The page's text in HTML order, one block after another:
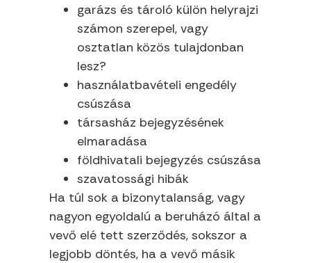
garázs és tároló külön helyrajzi
számon szerepel, vagy
osztatlan közös tulajdonban
lesz?
használatbavételi engedély
csúszása
társasház bejegyzésének
elmaradása
földhivatali bejegyzés csúszása
szavatossági hibák
Ha túl sok a bizonytalanság, vagy
nagyon egyoldalú a beruházó által a
vevő elé tett szerződés, sokszor a
legjobb döntés, ha a vevő másik